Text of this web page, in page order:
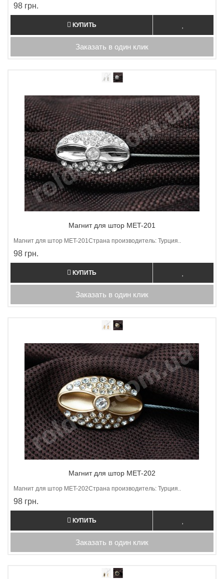
98 грн.
КУПИТЬ
Заказать в один клик
Магнит для штор MET-201
Магнит для штор МET-201Страна производитель: Турция..
98 грн.
КУПИТЬ
Заказать в один клик
Магнит для штор MET-202
Магнит для штор МET-202Страна производитель: Турция..
98 грн.
КУПИТЬ
Заказать в один клик